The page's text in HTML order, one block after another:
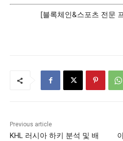
[블록체인&스포츠 전문
Previous article
KHL 러시아 하키 분석 및 배